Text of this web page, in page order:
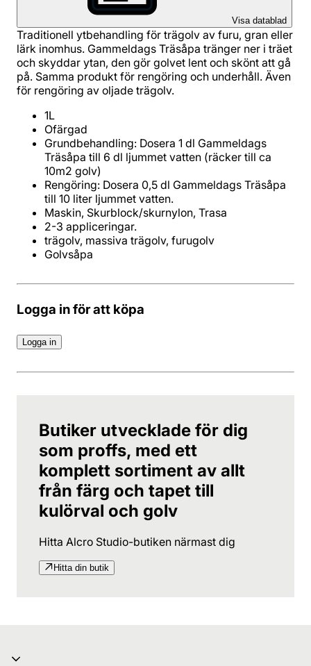
Visa datablad
Traditionell ytbehandling för trägolv av furu, gran eller
lärk inomhus. Gammeldags Träsåpa tränger ner i träet
och skyddar ytan, den gör golvet lent och skönt att gå
på. Samma produkt för rengöring och underhåll. Även
för rengöring av oljade trägolv.
Grundbehandling: Dosera 1 dl Gammeldags
Träsåpa till 6 dl ljummet vatten (räcker till ca
Rengöring: Dosera 0,5 dl Gammeldags Träsåpa
Golvsåpa
Logga in för att köpa
Logga in
Butiker utvecklade för dig
som proffs, med ett
komplett sortiment av allt
från färg och tapet till
kulörval och golv
Hitta Alcro Studio-butiken närmast dig
Hitta din butik